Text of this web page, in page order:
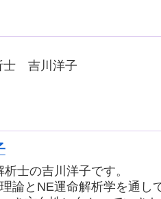
士 吉川洋子
士の吉川洋子です。
論とNE運命解析学を通し